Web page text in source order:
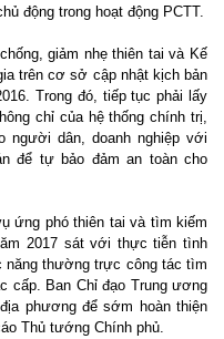
động trong hoạt động PCTT.
giảm nhẹ thiên tai và Kế
trên cơ sở cập nhật kịch bản
Trong đó, tiếp tục phải lấy
chỉ của hệ thống chính trị,
người dân, doanh nghiệp với
để tự bảo đảm an toàn cho
ứng phó thiên tai và tìm kiếm
2017 sát với thực tiễn tình
năng thường trực công tác tìm
cấp. Ban Chỉ đạo Trung ương
phương để sớm hoàn thiện
Thủ tướng Chính phủ.